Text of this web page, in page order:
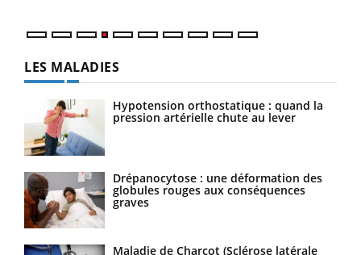
LES MALADIES
Hypotension orthostatique : quand la
pression artérielle chute au lever
Drépanocytose : une déformation des
globules rouges aux conséquences
graves
Maladie de Charcot (Sclérose latérale